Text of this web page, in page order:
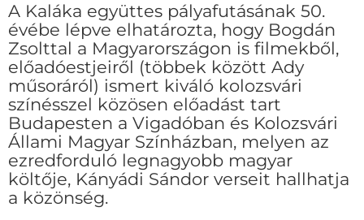
A Kaláka együttes pályafutásának 50.
évébe lépve elhatározta, hogy Bogdán
Zsolttal a Magyarországon is filmekből,
előadóestjeiről (többek között Ady
műsoráról) ismert kiváló kolozsvári
színésszel közösen előadást tart
Budapesten a Vigadóban és Kolozsvári
Állami Magyar Színházban, melyen az
ezredforduló legnagyobb magyar
költője, Kányádi Sándor verseit hallhatja
a közönség.